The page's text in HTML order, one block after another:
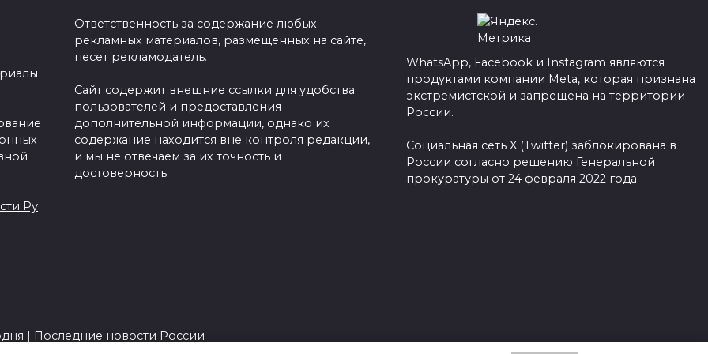
Ру
Ответственность за содержание любых
рекламных материалов, размещенных на сайте,
несет рекламодатель.
Сайт содержит внешние ссылки для удобства
пользователей и предоставления
дополнительной информации, однако их
содержание находится вне контроля редакции,
и мы не отвечаем за их точность и
достоверность.
WhatsApp, Facebook и Instagram являются
продуктами компании Meta, которая признана
экстремистской и запрещена на территории
России.
Социальная сеть X (Twitter) заблокирована в
России согласно решению Генеральной
прокуратуры от 24 февраля 2022 года.
| Последние новости России